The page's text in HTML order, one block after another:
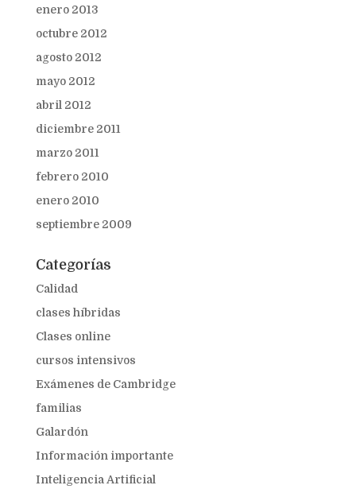
enero 2013
octubre 2012
agosto 2012
mayo 2012
abril 2012
diciembre 2011
marzo 2011
febrero 2010
enero 2010
septiembre 2009
Categorías
Calidad
clases híbridas
Clases online
cursos intensivos
Exámenes de Cambridge
familias
Galardón
Información importante
Inteligencia Artificial